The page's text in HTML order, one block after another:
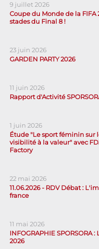
9 juillet 2026
Coupe du Monde de la FIFA
stades du Final 8 !
23 juin 2026
GARDEN PARTY 2026
11 juin 2026
Rapport d'Activité
1 juin 2026
Étude "Le sport féminin sur
visibilité à la valeur" avec
Factory
22 mai 2026
11.06.2026 - RDV Débat :
france
11 mai 2026
INFOGRAPHIE SPORSORA
2026